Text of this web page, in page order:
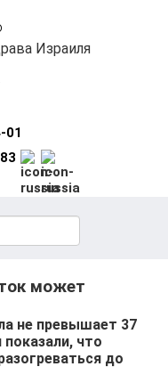
Израиля
01
может
не превышает 37
что
до